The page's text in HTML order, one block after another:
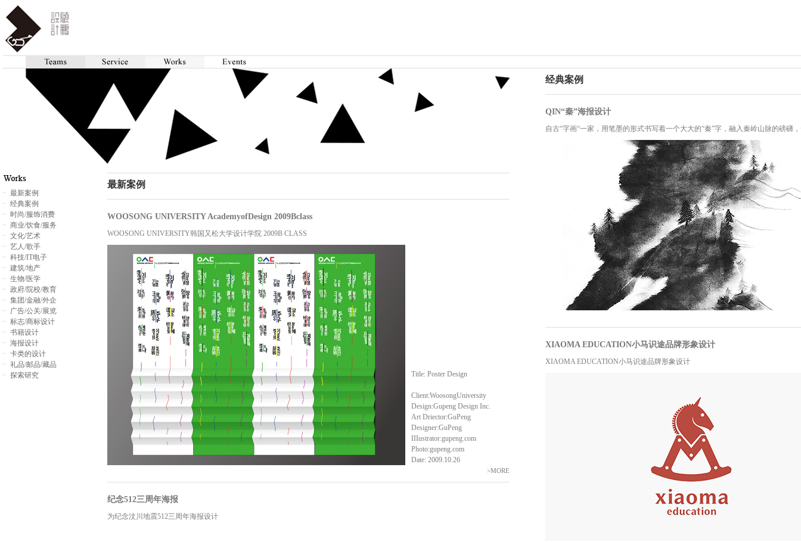
经典案例
QIN“秦”海报设计
自古“字画“一家，用笔墨的形式书写着一个大大的“秦”字，融入秦岭山脉的磅
XIAOMA EDUCATION小马识途品牌形象设计
XIAOMA EDUCATION小马识途品牌形象设计
最新案例
经典案例
时尚/服饰消费
商业/饮食/服务
文化/艺术
艺人/歌手
科技/IT电子
建筑/地产
生物/医学
政府/院校/教育
集团/金融/外企
广告/公关/展览
标志/商标设计
书籍设计
海报设计
卡类的设计
礼品/邮品/藏品
探索研究
最新案例
WOOSONG UNIVERSITY AcademyofDesign 2009Bclass
WOOSONG UNIVERSITY韩国又松大学设计学院 2009B CLASS
Title: Poster Design
Client:WoosongUniversity
Design:Gupeng Design Inc.
Art Driector:GuPeng
Designer:GuPeng
IIIustrator:gupeng.com
Photo:gupeng.com
Date: 2009.10.26
>MORE
纪念512三周年海报
为纪念汶川地震512三周年海报设计